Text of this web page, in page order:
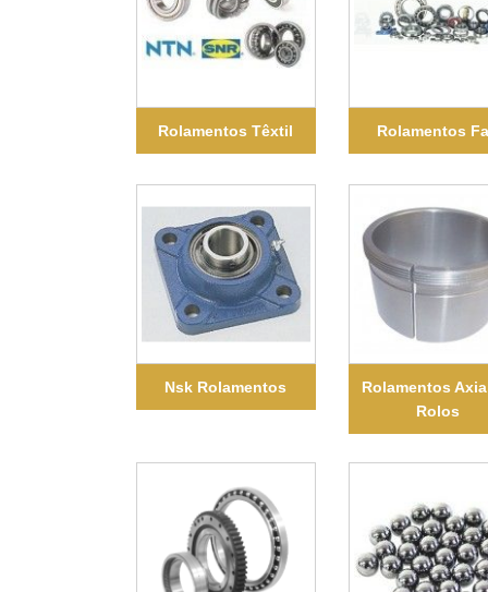
Rolamentos Têxtil Rolamentos
Nsk Rolamentos
Rolamentos
Rolos